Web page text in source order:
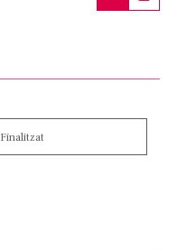
Finalitzat